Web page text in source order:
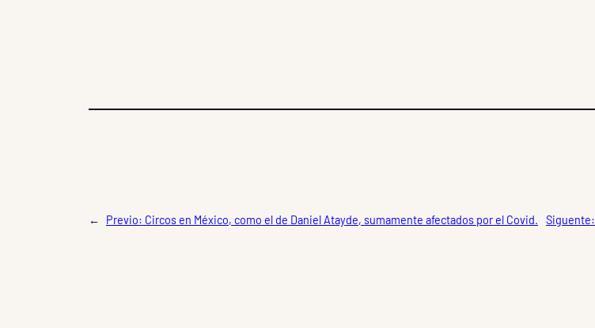
← Previo: Circos en México, como el de Daniel Atayde, sumamente afectados por el Covid. Siguente: